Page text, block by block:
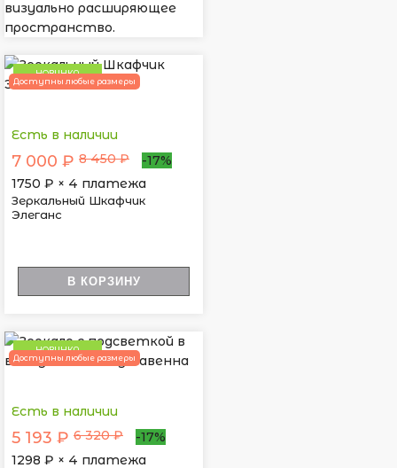
визуально расширяющее
пространство.
НОВИНКА
Доступны любые размеры
Есть в наличии
7 000 ₽ 8 450 ₽
-17%
1750 ₽ × 4 платежа
Зеркальный Шкафчик
Элеганс
В КОРЗИНУ
НОВИНКА
Доступны любые размеры
Есть в наличии
5 193 ₽ 6 320 ₽
-17%
1298 ₽ × 4 платежа